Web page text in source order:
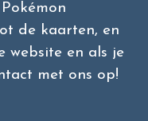
de kaarten, en
website en als je
met ons op!